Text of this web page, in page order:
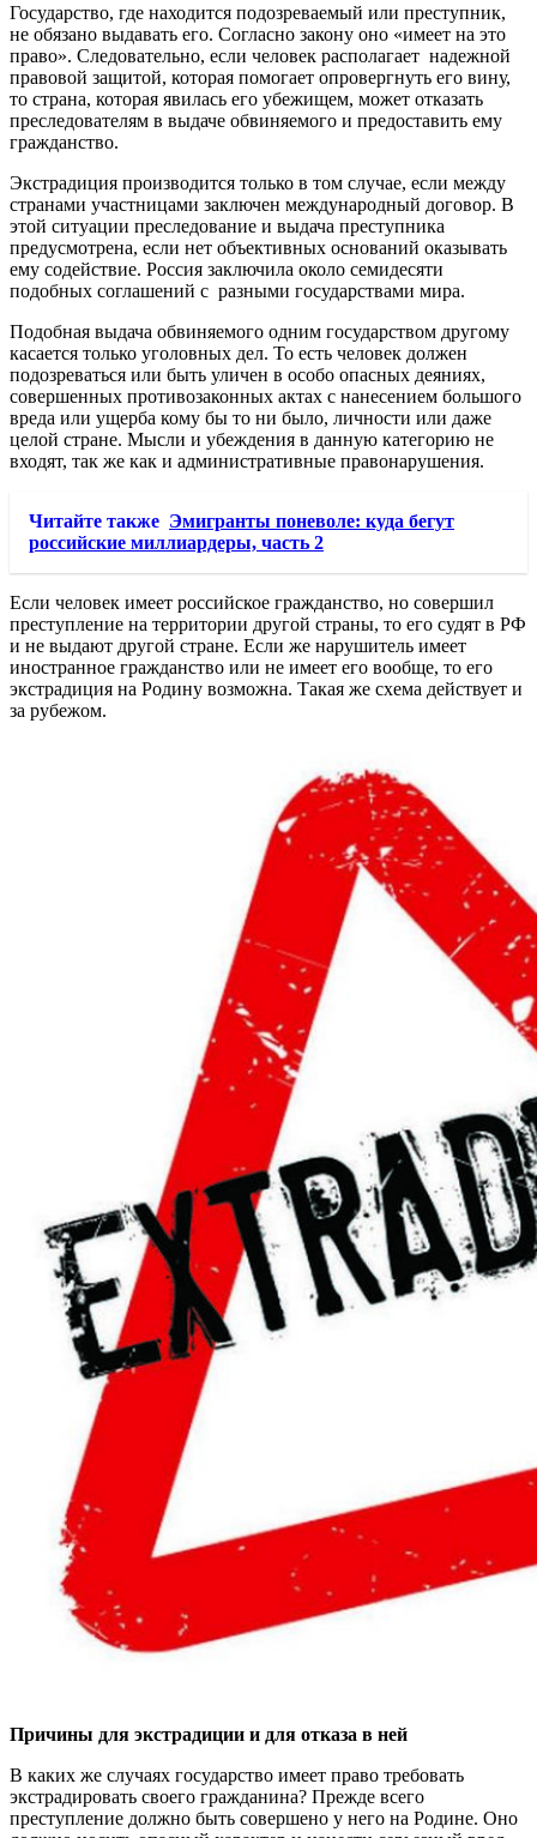
Государство, где находится подозреваемый или преступник,
не обязано выдавать его. Согласно закону оно «имеет на это
право». Следовательно, если человек располагает надежной
правовой защитой, которая помогает опровергнуть его вину,
то страна, которая явилась его убежищем, может отказать
преследователям в выдаче обвиняемого и предоставить ему
гражданство.
Экстрадиция производится только в том случае, если между
странами участницами заключен международный договор. В
этой ситуации преследование и выдача преступника
предусмотрена, если нет объективных оснований оказывать
ему содействие. Россия заключила около семидесяти
подобных соглашений с разными государствами мира.
Подобная выдача обвиняемого одним государством другому
касается только уголовных дел. То есть человек должен
подозреваться или быть уличен в особо опасных деяниях,
совершенных противозаконных актах с нанесением большого
вреда или ущерба кому бы то ни было, личности или даже
целой стране. Мысли и убеждения в данную категорию не
входят, так же как и административные правонарушения.
Читайте также Эмигранты поневоле: куда бегут
российские миллиардеры, часть 2
Если человек имеет российское гражданство, но совершил
преступление на территории другой страны, то его судят в РФ
и не выдают другой стране. Если же нарушитель имеет
иностранное гражданство или не имеет его вообще, то его
экстрадиция на Родину возможна. Такая же схема действует и
за рубежом.
Причины для экстрадиции и для отказа в ней
В каких же случаях государство имеет право требовать
экстрадировать своего гражданина? Прежде всего
преступление должно быть совершено у него на Родине. Оно